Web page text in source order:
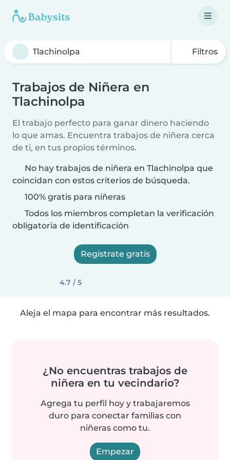
Filtros
Trabajos de Niñera en
Tlachinolpa
El trabajo perfecto para ganar dinero haciendo
lo que amas. Encuentra trabajos de niñera cerca
de ti, en tus propios términos.
No hay trabajos de niñera en Tlachinolpa que
coincidan con estos criterios de búsqueda.
100% gratis para niñeras
Todos los miembros completan la verificación
obligatoria de identificación
Regístrate gratis
4.7 / 5
Aleja el mapa para encontrar más resultados.
¿No encuentras trabajos de
niñera en tu vecindario?
Agrega tu perfil hoy y trabajaremos
duro para conectar familias con
niñeras como tu.
Empezar